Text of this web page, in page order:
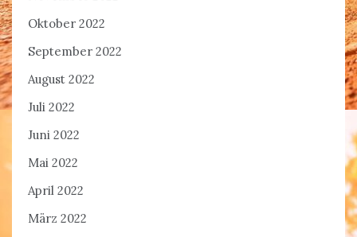
Oktober 2022
September 2022
August 2022
Juli 2022
Juni 2022
Mai 2022
April 2022
März 2022